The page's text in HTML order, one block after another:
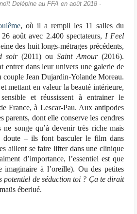
Delépine au FFA en août 2018 -
, où il a rempli les 11 salles du
août avec 2.400 spectateurs, I Feel
des huit longs-métrages précédents,
soir(2011) ou Saint Amour(2016).
entrer dans leur univers une galerie de
couple Jean Dujardin-Yolande Moreau.
mettant en valeur la beauté intérieure,
et réussissent à entrainer le
France, à Lescar-Pau. Aux antipodes
parents, dont elle conserve les cendres
songe qu’à devenir très riche mais
doute – ils font basculer le film dans
aillent se faire lifter dans une clinique
d’importance, l’essentiel est que
imaginaire à l’oreille). Ou des petites
potentiel de séduction toi ? Ça te dirait
éberlué.